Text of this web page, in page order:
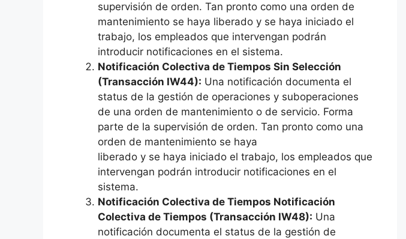
supervisión de orden. Tan pronto como una orden de
mantenimiento se haya liberado y se haya iniciado el
trabajo, los empleados que intervengan podrán
introducir notificaciones en el sistema.
Notificación Colectiva de Tiempos Sin Selección
(Transacción IW44): Una notificación documenta el
status de la gestión de operaciones y suboperaciones
de una orden de mantenimiento o de servicio. Forma
parte de la supervisión de orden. Tan pronto como una
orden de mantenimiento se haya
liberado y se haya iniciado el trabajo, los empleados que
intervengan podrán introducir notificaciones en el
sistema.
Notificación Colectiva de Tiempos Notificación
Colectiva de Tiempos (Transacción IW48): Una
notificación documenta el status de la gestión de